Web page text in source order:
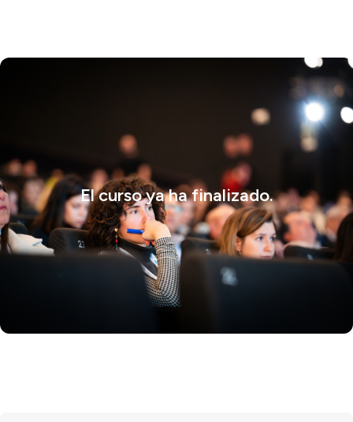
El curso ya ha finalizado.